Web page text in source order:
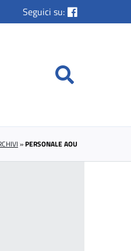
Seguici su:
»PERSONALE AOU